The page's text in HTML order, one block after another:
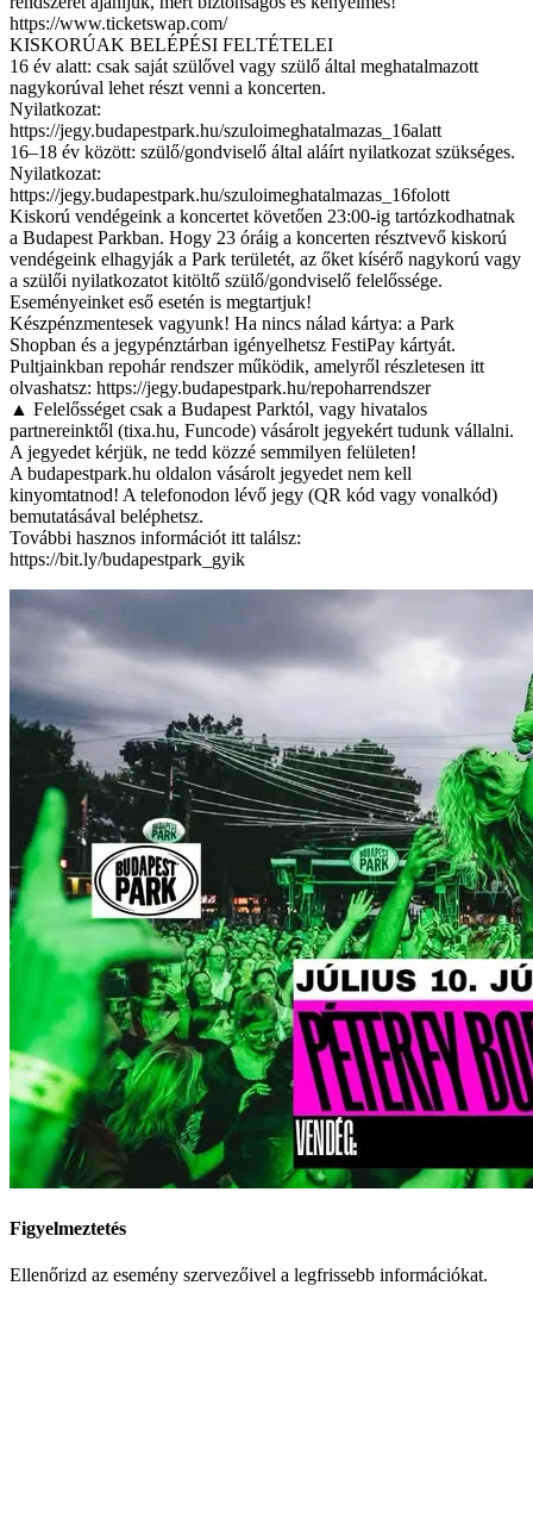
https://www.ticketswap.com/
KISKORÚAK BELÉPÉSI FELTÉTELEI
16 év alatt: csak saját szülővel vagy szülő által meghatalmazott
nagykorúval lehet részt venni a koncerten.
Nyilatkozat:
https://jegy.budapestpark.hu/szuloimeghatalmazas_16alatt
16–18 év között: szülő/gondviselő által aláírt nyilatkozat szükséges.
Nyilatkozat:
https://jegy.budapestpark.hu/szuloimeghatalmazas_16folott
Kiskorú vendégeink a koncertet követően 23:00-ig tartózkodhatnak
a Budapest Parkban. Hogy 23 óráig a koncerten résztvevő kiskorú
vendégeink elhagyják a Park területét, az őket kísérő nagykorú vagy
a szülői nyilatkozatot kitöltő szülő/gondviselő felelőssége.
Eseményeinket eső esetén is megtartjuk!
Készpénzmentesek vagyunk! Ha nincs nálad kártya: a Park
Shopban és a jegypénztárban igényelhetsz FestiPay kártyát.
Pultjainkban repohár rendszer működik, amelyről részletesen itt
olvashatsz: https://jegy.budapestpark.hu/repoharrendszer
▲ Felelősséget csak a Budapest Parktól, vagy hivatalos
partnereinktől (tixa.hu, Funcode) vásárolt jegyekért tudunk vállalni.
A jegyedet kérjük, ne tedd közzé semmilyen felületen!
A budapestpark.hu oldalon vásárolt jegyedet nem kell
kinyomtatnod! A telefonodon lévő jegy (QR kód vagy vonalkód)
bemutatásával beléphetsz.
További hasznos információt itt találsz:
https://bit.ly/budapestpark_gyik
Figyelmeztetés
Ellenőrizd az esemény szervezőivel a legfrissebb információkat.